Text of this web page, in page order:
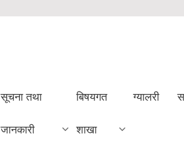
सूचना तथा
जानकारी
बिषयगत
शाखा
ग्यालरी